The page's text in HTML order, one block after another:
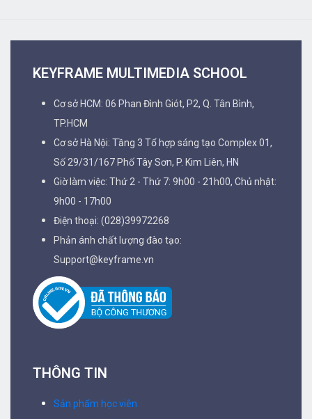
KEYFRAME MULTIMEDIA SCHOOL
Cơ sở HCM: 06 Phan Đình Giót, P2, Q. Tân Bình,
TP.HCM
Cơ sở Hà Nội: Tầng 3 Tổ hợp sáng tạo Complex 01,
Số 29/31/167 Phố Tây Sơn, P. Kim Liên, HN
Giờ làm việc: Thứ 2 - Thứ 7: 9h00 - 21h00, Chủ nhật:
9h00 - 17h00
Điện thoại: (028)39972268
Phản ánh chất lượng đào tạo:
Support@keyframe.vn
THÔNG TIN
Sản phẩm học viên